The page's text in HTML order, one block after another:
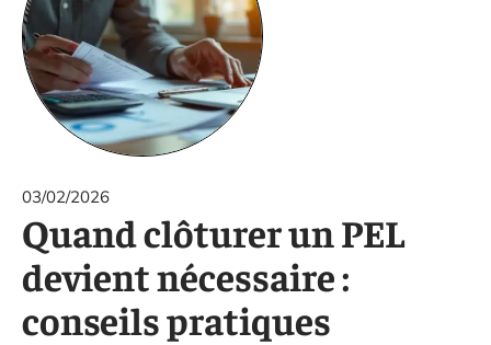
03/02/2026
Quand clôturer un PEL
devient nécessaire :
conseils pratiques